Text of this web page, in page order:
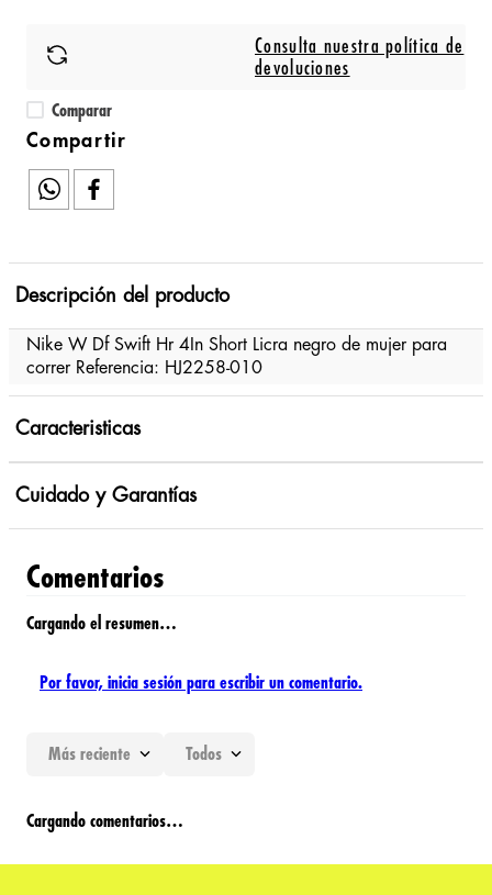
Consulta nuestra política de
devoluciones
Comparar
Descripción del producto
Nike W Df Swift Hr 4In Short Licra negro de mujer para
correr Referencia: HJ2258-010
Caracteristicas
Cuidado y Garantías
Comentarios
Cargando el resumen…
Por favor, inicia sesión para escribir un comentario.
Más reciente Todos
Cargando comentarios…